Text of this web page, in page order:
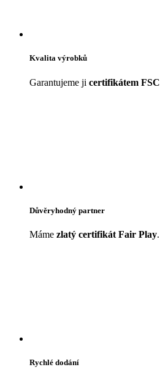
Kvalita výrobků
Garantujeme ji certifikátem FSC
Důvěryhodný partner
Máme zlatý certifikát Fair Play.
Rychlé dodání